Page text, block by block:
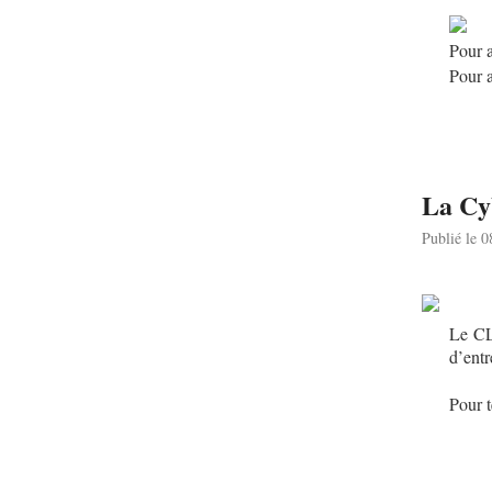
Pour
Pour
La
Publié le
Le
Pour